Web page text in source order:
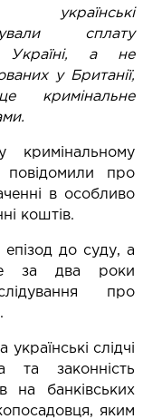
українські
сплату
Україні, а не
у Британії,
кримінальне
повідомили про
в особливо
коштів.
до суду, а
за два роки
про
слідчі
та законність
на банківських
яким